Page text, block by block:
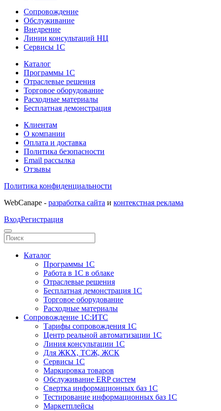
Сопровождение
Обслуживание
Внедрение
Линии консультаций НЦ
Сервисы 1С
Каталог
Программы 1С
Отраслевые решения
Торговое оборудование
Расходные материалы
Бесплатная демонстрация
Клиентам
О компании
Оплата и доставка
Политика безопасности
Email рассылка
Отзывы
Политика конфиденциальности
WebCanape - разработка сайта и контекстная реклама
ВходРегистрация
Каталог
Программы 1С
Работа в 1С в облаке
Отраслевые решения
Бесплатная демонстрация 1С
Торговое оборудование
Расходные материалы
Сопровождение 1С:ИТС
Тарифы сопровождения 1С
Центр реальной автоматизации 1С
Линия консультации 1С
Для ЖКХ, ТСЖ, ЖСК
Сервисы 1С
Маркировка товаров
Обслуживание ERP систем
Свертка информационных баз 1С
Тестирование информационных баз 1С
Маркетплейсы